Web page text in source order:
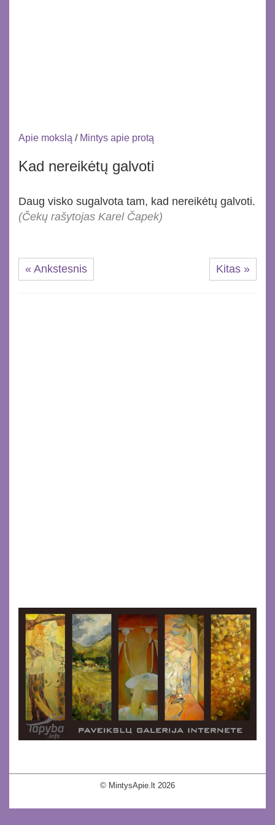
Apie mokslą / Mintys apie protą
Kad nereikėtų galvoti
Daug visko sugalvota tam, kad nereikėtų galvoti.
(Čekų rašytojas Karel Čapek)
« Ankstesnis Kitas »
© MintysApie.lt 2026